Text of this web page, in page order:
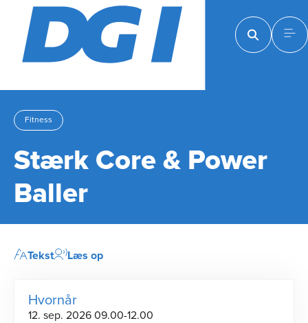
Fitness
Stærk Core & Power
Baller
Hvornår
12. sep. 2026 09.00-12.00
Tekst Læs op